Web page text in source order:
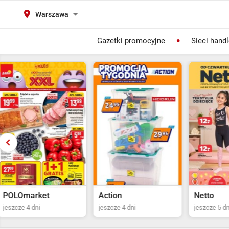
Warszawa
Gazetki promocyjne Sieci
Action
jeszcze 4 dni
Netto
jeszcze 5 dni ostatni